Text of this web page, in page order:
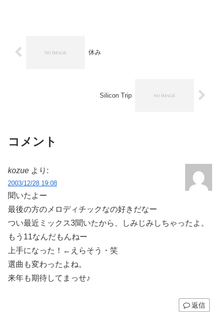
休み
Silicon Trip
コメント
kozue より:
2003/12/28 19:08
聞いたよー
最後の方のメロディチックなの好きだなー
つい最近ミックス3聞いたから、しみじみしちゃったよ。
もう11なんだもんねー
上手になった！←えらそう・笑
選曲も変わったよね。
来年も期待してまっせ♪
返信